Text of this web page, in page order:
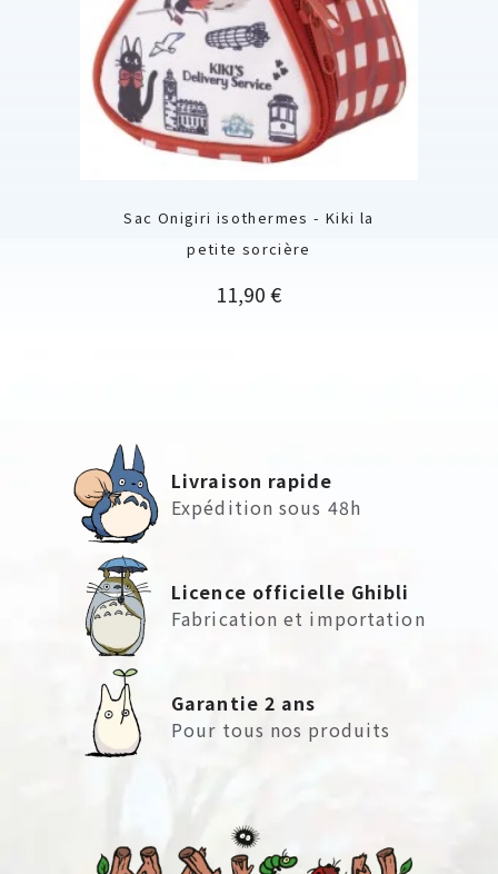
Sac Onigiri isothermes - Kiki la
petite sorcière
Prix
11,90 €
Livraison rapide
Expédition sous 48h
Licence officielle Ghibli
Fabrication et importation
Garantie 2 ans
Pour tous nos produits